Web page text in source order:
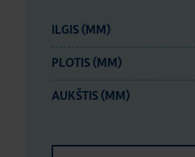
ILGIS (MM)
PLOTIS (MM)
AUKŠTIS (MM)